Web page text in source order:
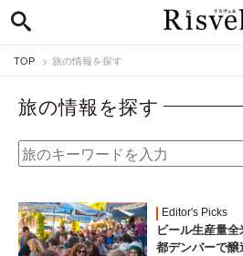
TOP 旅の情報を探す
旅の情報を探す
Editor's Picks
ビール生産量
都デンバーで醸